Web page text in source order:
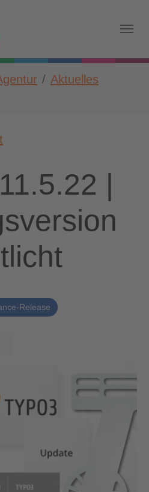
Aktuelles
|
Release